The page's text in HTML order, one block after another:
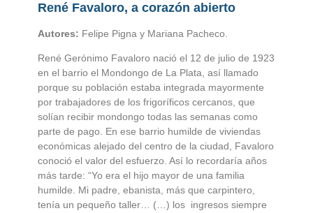
René Favaloro, a corazón abierto
Autores: Felipe Pigna y Mariana Pacheco.
René Gerónimo Favaloro nació el 12 de julio de 1923
en el barrio el Mondongo de La Plata, así llamado
porque su población estaba integrada mayormente
por trabajadores de los frigoríficos cercanos, que
solían recibir mondongo todas las semanas como
parte de pago. En ese barrio humilde de viviendas
económicas alejado del centro de la ciudad, Favaloro
conoció el valor del esfuerzo. Así lo recordaría años
más tarde: “Yo era el hijo mayor de una familia
humilde. Mi padre, ebanista, más que carpintero,
tenía un pequeño taller… (…) los ingresos siempre